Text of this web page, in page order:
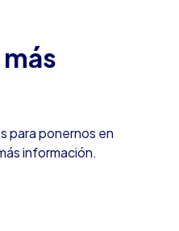
para ponernos en
información.